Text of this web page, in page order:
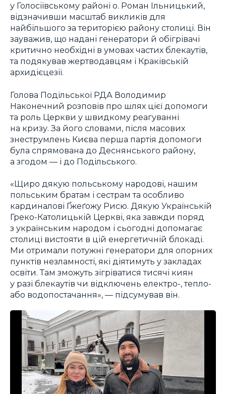
у Голосіївському районі о. Роман Ільницький,
відзначивши масштаб викликів для
найбільшого за територією району столиці. Він
зауважив, що надані генератори й обігрівачі
критично необхідні в умовах частих блекаутів,
та подякував жертводавцям і Краківській
архидієцезії.
Голова Подільської РДА Володимир
Наконечний розповів про шлях цієї допомоги
та роль Церкви у швидкому реагуванні
на кризу. За його словами, після масових
знеструмлень Києва перша партія допомоги
була спрямована до Деснянського району,
а згодом — і до Подільського.
«Щиро дякую польському народові, нашим
польським братам і сестрам та особливо
кардиналові Ґжеґожу Рисю. Дякую Українській
Греко-Католицькій Церкві, яка завжди поряд
з українським народом і сьогодні допомагає
столиці вистояти в цій енергетичній блокаді.
Ми отримали потужні генератори для опорних
пунктів незламності, які діятимуть у закладах
освіти. Там зможуть зігріватися тисячі киян
у разі блекаутів чи відключень електро-, тепло-
або водопостачання», — підсумував він.